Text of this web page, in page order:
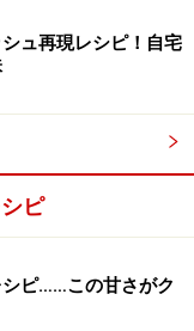
、ナンプラーを加
なる程度でOK。
ュ再現レシピ！自宅
ピ
ピ……この甘さがク